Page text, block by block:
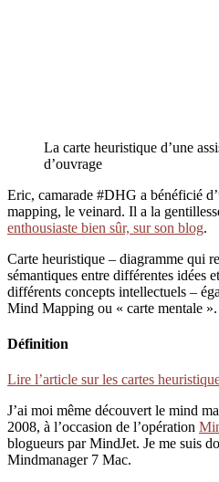
La carte heuristique d’une
d’ouvrage
Eric, camarade #DHG a bénéficié
mapping, le veinard. Il a la
enthousiaste bien sûr, sur son blog.
Carte heuristique – diagramme qui
sémantiques entre différentes idées
différents concepts intellectuels –
Mind Mapping ou « carte mentale ».
Définition
Lire l’article sur les cartes
J’ai moi même découvert le mind
2008, à l’occasion de l’opération
blogueurs par MindJet. Je me suis
Mindmanager 7 Mac.